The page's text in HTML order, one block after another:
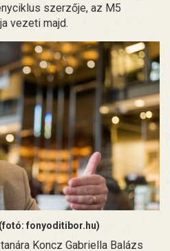
szerzője, az M5
vezeti majd.
fonyoditibor.hu)
Koncz Gabriella Balázs